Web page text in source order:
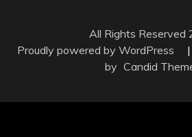
All Rights Reserved
Proudly powered by WordPress
|
by Candid